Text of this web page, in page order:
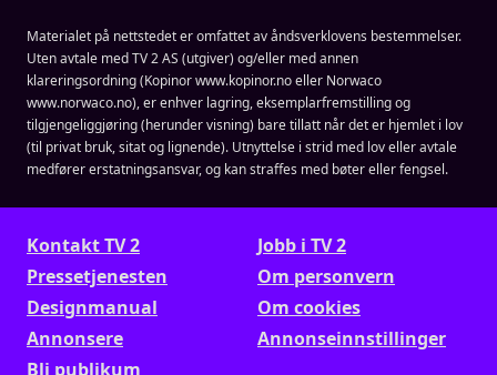
Materialet på nettstedet er omfattet av åndsverklovens bestemmelser.
Uten avtale med TV 2 AS (utgiver) og/eller med annen
klareringsordning (Kopinor www.kopinor.no eller Norwaco
www.norwaco.no), er enhver lagring, eksemplarfremstilling og
tilgjengeliggjøring (herunder visning) bare tillatt når det er hjemlet i lov
(til privat bruk, sitat og lignende). Utnyttelse i strid med lov eller avtale
medfører erstatningsansvar, og kan straffes med bøter eller fengsel.
Kontakt TV 2
Presse­tjenesten
Designmanual
Annonsere
Bli publikum
Jobb i TV 2
Om personvern
Om cookies
Annonseinnstillinger